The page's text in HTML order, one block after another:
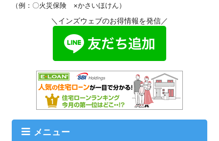
（例：〇火災保険 ×かさいほけん）
＼インズウェブのお得情報を発信／
メニュー